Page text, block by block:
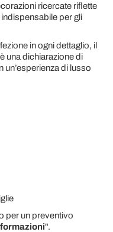
ricercate riflette
per gli
in ogni dettaglio, il
una dichiarazione di
di lusso
per un preventivo
".